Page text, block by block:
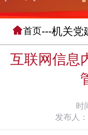
首页---机关党
互联网信息
时
发布人